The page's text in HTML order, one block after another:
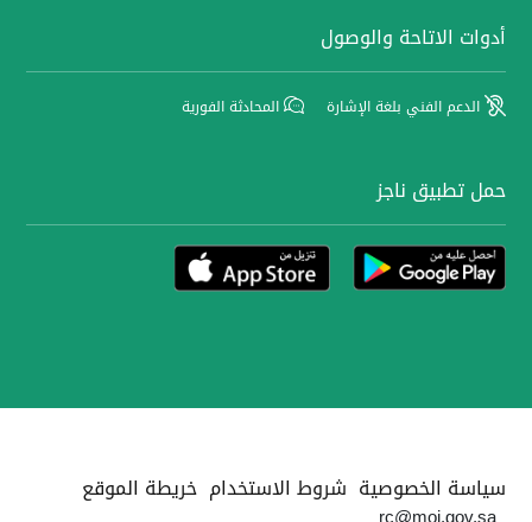
أدوات الاتاحة والوصول
الدعم الفني بلغة الإشارة المحادثة الفورية
حمل تطبيق ناجز
سياسة الخصوصية شروط الاستخدام خريطة الموقع